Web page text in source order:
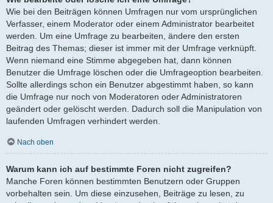
Wie bei den Beiträgen können Umfragen nur vom ursprünglichen
Verfasser, einem Moderator oder einem Administrator bearbeitet
werden. Um eine Umfrage zu bearbeiten, ändere den ersten
Beitrag des Themas; dieser ist immer mit der Umfrage verknüpft.
Wenn niemand eine Stimme abgegeben hat, dann können
Benutzer die Umfrage löschen oder die Umfrageoption bearbeiten.
Sollte allerdings schon ein Benutzer abgestimmt haben, so kann
die Umfrage nur noch von Moderatoren oder Administratoren
geändert oder gelöscht werden. Dadurch soll die Manipulation von
laufenden Umfragen verhindert werden.
Nach oben
Warum kann ich auf bestimmte Foren nicht zugreifen?
Manche Foren können bestimmten Benutzern oder Gruppen
vorbehalten sein. Um diese einzusehen, Beiträge zu lesen, zu